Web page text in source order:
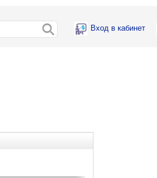
Вход в кабинет